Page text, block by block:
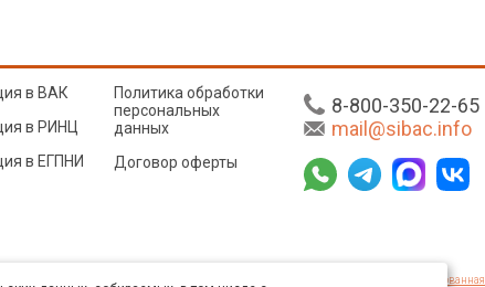
8-800-350-22-65
mail@sibac.info
в ВАК
в РИНЦ
в ЕГПНИ
Политика обработки
персональных
данных
Договор оферты
лицензии Creative Commons «Attribution» («Атрибуция») 4.0 Непортированная